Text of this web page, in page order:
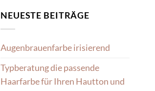
NEUESTE BEITRÄGE
Augenbrauenfarbe irisierend
Typberatung die passende
Haarfarbe für Ihren Hautton und